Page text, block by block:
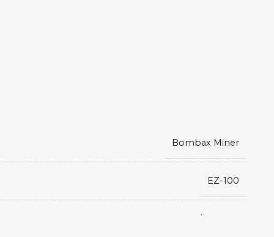
Bombax Miner
EZ-100
Etchash/Ethhash